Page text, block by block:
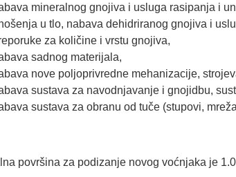
mineralnog gnojiva i usluga rasipanja i
u tlo, nabava dehidriranog gnojiva i
za količine i vrstu gnojiva,
sadnog materijala,
nove poljoprivredne mehanizacije,
sustava za navodnjavanje i gnojidbu,
sustava za obranu od tuče (stupovi,
površina za podizanje novog voćnjaka je